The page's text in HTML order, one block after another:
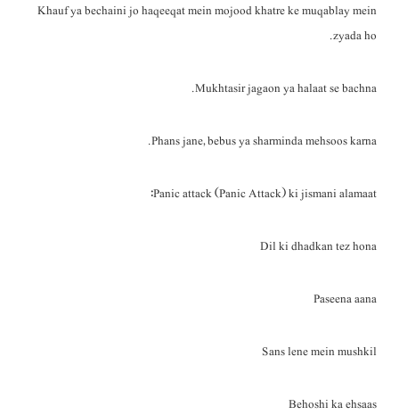
Khauf ya bechaini jo haqeeqat mein mojood khatre ke muqablay mein
zyada ho.
Mukhtasir jagaon ya halaat se bachna.
Phans jane, bebus ya sharminda mehsoos karna.
Panic attack (Panic Attack) ki jismani alamaat:
Dil ki dhadkan tez hona
Paseena aana
Sans lene mein mushkil
Behoshi ka ehsaas